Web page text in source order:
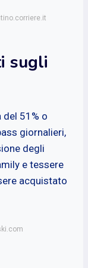
sugli
del 51% o
giornalieri,
degli
e tessere
acquistato